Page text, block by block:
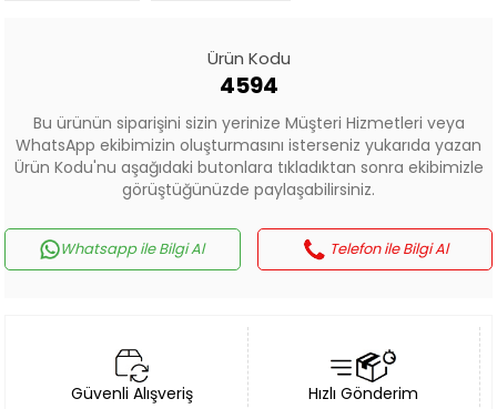
Ürün Kodu
4594
Bu ürünün siparişini sizin yerinize Müşteri Hizmetleri veya
WhatsApp ekibimizin oluşturmasını isterseniz yukarıda yazan
Ürün Kodu'nu aşağıdaki butonlara tıkladıktan sonra ekibimizle
görüştüğünüzde paylaşabilirsiniz.
Whatsapp ile Bilgi Al Telefon ile Bilgi Al
Güvenli Alışveriş Hızlı Gönderim